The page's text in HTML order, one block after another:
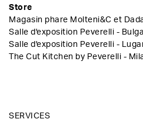
Store
Magasin phare Molteni&C et
Salle d'exposition Peverelli -
Salle d'exposition Peverelli -
The Cut Kitchen by Peverelli -
SERVICES